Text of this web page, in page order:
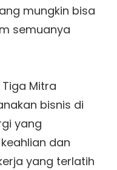
mungkin bisa
semuanya
Tiga Mitra
bisnis di
yang
dan
yang terlatih